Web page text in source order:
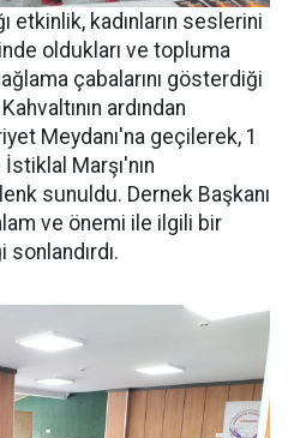
etkinlik, kadınların seslerini
oldukları ve topluma
çabalarını gösterdiği
ardından
Meydanı'na geçilerek, 1
Marşı'nın
sunuldu. Dernek Başkanı
ve önemi ile ilgili bir